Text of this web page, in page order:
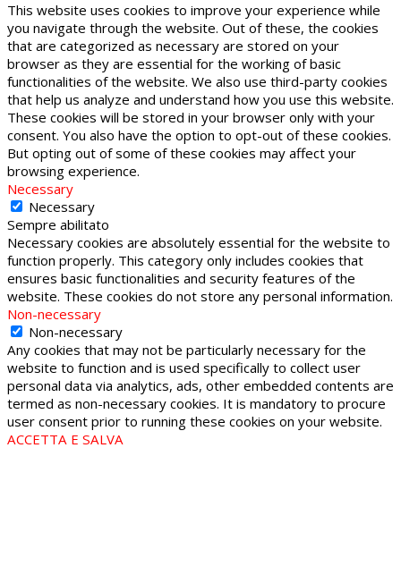
This website uses cookies to improve your experience while
you navigate through the website. Out of these, the cookies
that are categorized as necessary are stored on your
browser as they are essential for the working of basic
functionalities of the website. We also use third-party cookies
that help us analyze and understand how you use this website.
These cookies will be stored in your browser only with your
consent. You also have the option to opt-out of these cookies.
But opting out of some of these cookies may affect your
browsing experience.
Necessary
Necessary
Sempre abilitato
Necessary cookies are absolutely essential for the website to
function properly. This category only includes cookies that
ensures basic functionalities and security features of the
website. These cookies do not store any personal information.
Non-necessary
Non-necessary
Any cookies that may not be particularly necessary for the
website to function and is used specifically to collect user
personal data via analytics, ads, other embedded contents are
termed as non-necessary cookies. It is mandatory to procure
user consent prior to running these cookies on your website.
ACCETTA E SALVA